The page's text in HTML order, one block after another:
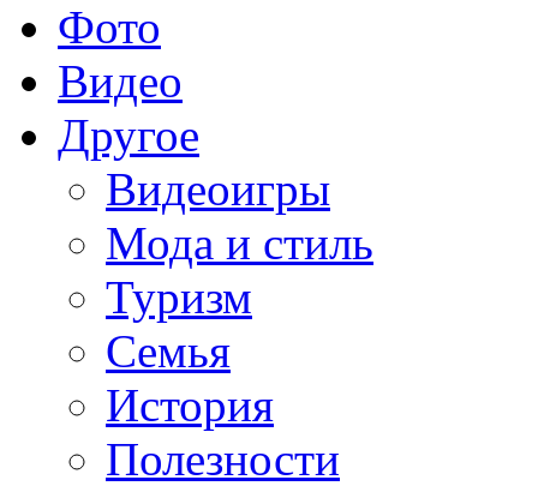
Фото
Видео
Другое
Видеоигры
Мода и стиль
Туризм
Семья
История
Полезности